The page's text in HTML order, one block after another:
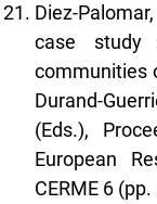
Diez-
case
communities
Durand-
(Eds.),
European
CERME 6